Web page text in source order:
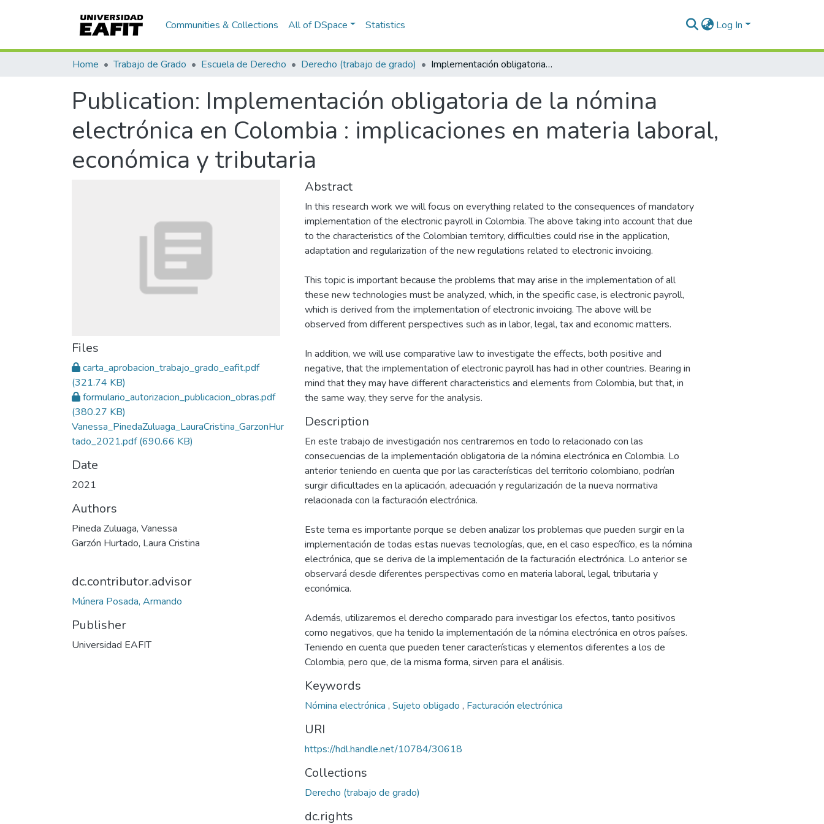
Communities & Collections All of DSpace Statistics Log In
Home Trabajo de Grado Escuela de Derecho Derecho (trabajo de grado) Implementación obligatoria de la nómina electrónica en Colombia : implicaciones en materia laboral, económica y tributaria
Publication: Implementación obligatoria de la nómina
electrónica en Colombia : implicaciones en materia laboral,
económica y tributaria
Files
carta_aprobacion_trabajo_grado_eafit.pdf
(321.74 KB)
formulario_autorizacion_publicacion_obras.pdf
(380.27 KB)
Vanessa_PinedaZuluaga_LauraCristina_GarzonHur
tado_2021.pdf(690.66 KB)
Date
2021
Authors
Pineda Zuluaga, Vanessa
Garzón Hurtado, Laura Cristina
dc.contributor.advisor
Múnera Posada, Armando
Publisher
Universidad EAFIT
Abstract
In this research work we will focus on everything related to the consequences of mandatory
implementation of the electronic payroll in Colombia. The above taking into account that due
to the characteristics of the Colombian territory, difficulties could rise in the application,
adaptation and regularization of the new regulations related to electronic invoicing.
This topic is important because the problems that may arise in the implementation of all
these new technologies must be analyzed, which, in the specific case, is electronic payroll,
which is derived from the implementation of electronic invoicing. The above will be
observed from different perspectives such as in labor, legal, tax and economic matters.
In addition, we will use comparative law to investigate the effects, both positive and
negative, that the implementation of electronic payroll has had in other countries. Bearing in
mind that they may have different characteristics and elements from Colombia, but that, in
the same way, they serve for the analysis.
Description
En este trabajo de investigación nos centraremos en todo lo relacionado con las
consecuencias de la implementación obligatoria de la nómina electrónica en Colombia. Lo
anterior teniendo en cuenta que por las características del territorio colombiano, podrían
surgir dificultades en la aplicación, adecuación y regularización de la nueva normativa
relacionada con la facturación electrónica.
Este tema es importante porque se deben analizar los problemas que pueden surgir en la
implementación de todas estas nuevas tecnologías, que, en el caso específico, es la nómina
electrónica, que se deriva de la implementación de la facturación electrónica. Lo anterior se
observará desde diferentes perspectivas como en materia laboral, legal, tributaria y
económica.
Además, utilizaremos el derecho comparado para investigar los efectos, tanto positivos
como negativos, que ha tenido la implementación de la nómina electrónica en otros países.
Teniendo en cuenta que pueden tener características y elementos diferentes a los de
Colombia, pero que, de la misma forma, sirven para el análisis.
Keywords
Nómina electrónica , Sujeto obligado , Facturación electrónica
URI
https://hdl.handle.net/10784/30618
Collections
Derecho (trabajo de grado)
dc.rights